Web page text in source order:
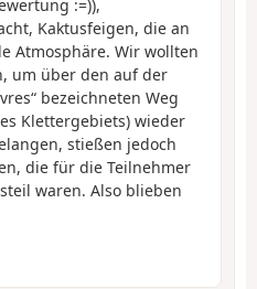
:=)),
Kaktusfeigen, die an
Atmosphäre. Wir wollten
um über den auf der
bezeichneten Weg
Klettergebiets) wieder
stießen jedoch
die für die Teilnehmer
waren. Also blieben